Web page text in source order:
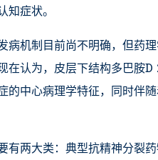
症状。
病机制目前尚不明确，但药
在认为，皮层下结构多巴胺
的中心病理学特征，同时伴
有两大类：典型抗精神分裂